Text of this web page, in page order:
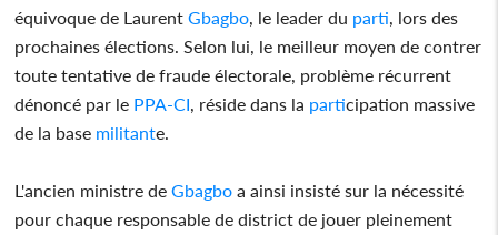
équivoque de LaurentGbagbo, le leader du parti, lors des
prochaines élections. Selon lui, le meilleur moyen de contrer
toute tentative de fraude électorale, problème récurrent
dénoncé par le PPA-CI, réside dans la participation massive
de la base militante.
L'ancien ministre deGbagbo a ainsi insisté sur la nécessité
pour chaque responsable de district de jouer pleinement